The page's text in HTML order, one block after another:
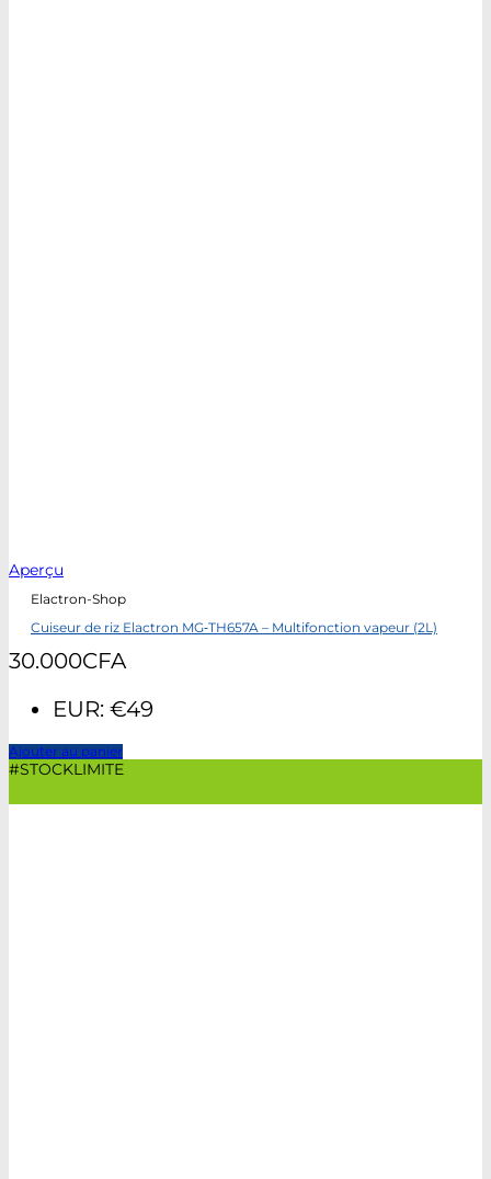
Aperçu
Elactron-Shop
Cuiseur de riz Elactron MG‑TH657A – Multifonction vapeur (2L)
30.000CFA
EUR: €49
Ajouter au panier
#STOCKLIMITE